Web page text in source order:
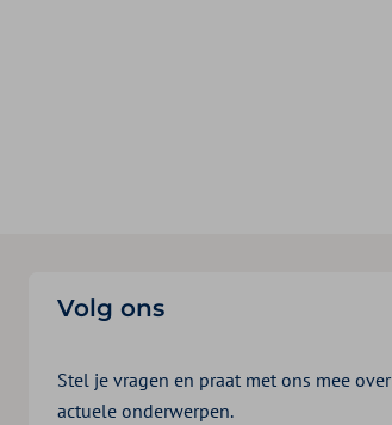
Volg ons
Stel je vragen en praat met ons mee over
actuele onderwerpen.